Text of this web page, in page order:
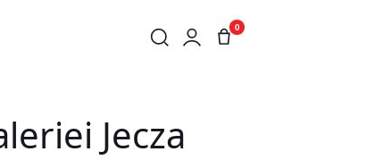
0
Jecza